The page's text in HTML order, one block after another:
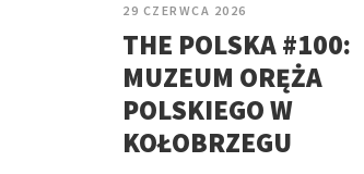
29 CZERWCA 2026
THE POLSKA #100:
MUZEUM ORĘŻA
POLSKIEGO W
KOŁOBRZEGU